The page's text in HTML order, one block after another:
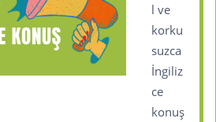
l ve
korku
suzca
İngiliz
ce
konuş